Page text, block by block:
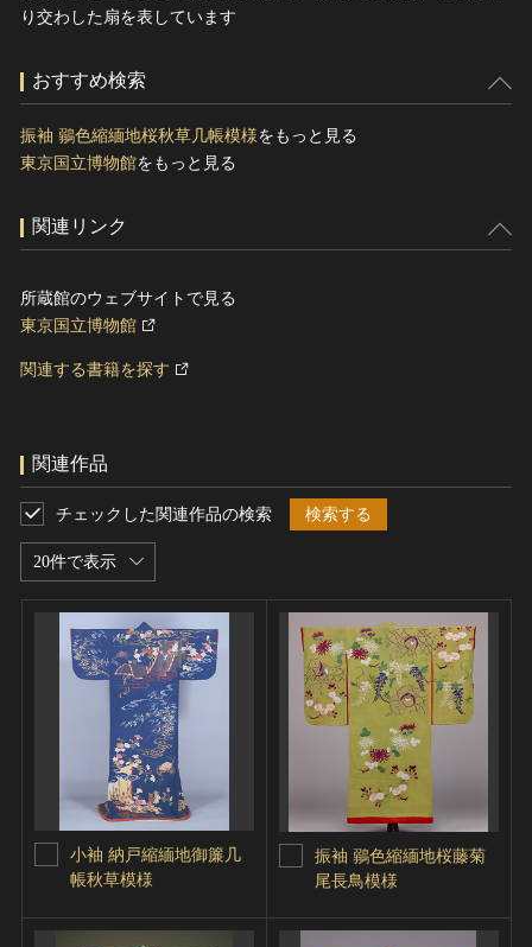
り交わした扇を表しています
おすすめ検索
振袖 鶸色縮緬地桜秋草几帳模様をもっと見る
東京国立博物館をもっと見る
関連リンク
所蔵館のウェブサイトで見る
東京国立博物館
関連する書籍を探す
関連作品
20件で表示
チェックした関連作品の検索 検索する
小袖 納戸縮緬地御簾几
帳秋草模様
振袖 鶸色縮緬地桜藤菊
尾長鳥模様